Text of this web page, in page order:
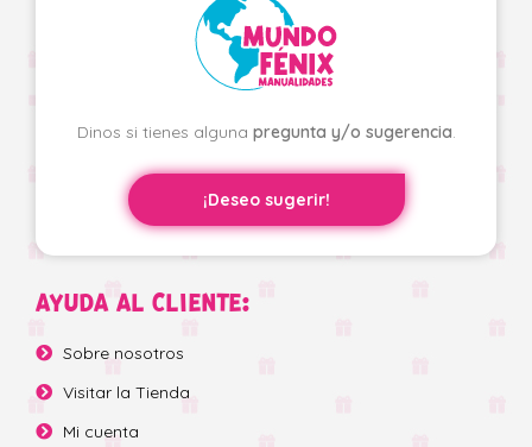
Dinos si tienes alguna pregunta y/o sugerencia.
¡Deseo sugerir!
AYUDA AL CLIENTE:
Sobre nosotros
Visitar la Tienda
Mi cuenta